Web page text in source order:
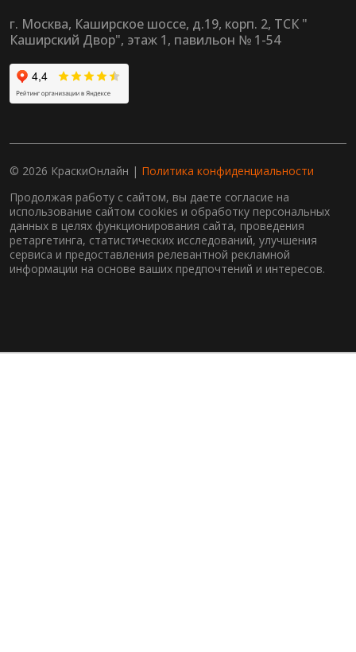
г. Москва, Каширское шоссе, д.19, корп. 2, ТСК "
Каширский Двор", этаж 1, павильон № 1-54
© 2026 КраскиОнлайн | Политика конфиденциальности
Продолжая работу с сайтом, вы даете согласие на
использование сайтом cookies и обработку персональных
данных в целях функционирования сайта, проведения
ретаргетинга, статистических исследований, улучшения
сервиса и предоставления релевантной рекламной
информации на основе ваших предпочтений и интересов.